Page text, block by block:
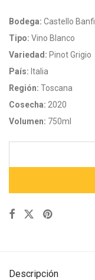
Bodega: Castello Banfi
Tipo: Vino Blanco
Variedad: Pinot Grigio
País: Italia
Región: Toscana
Cosecha: 2020
Volumen: 750ml
Descripción